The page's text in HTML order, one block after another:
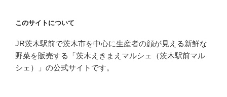
このサイトについて
JR茨木駅前で茨木市を中心に生産者の顔が見える新鮮な
野菜を販売する「茨木えきまえマルシェ（茨木駅前マル
シェ）」の公式サイトです。